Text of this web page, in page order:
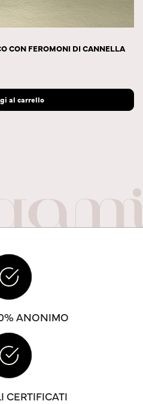
CON FEROMONI DI CANNELLA
al carrello
ANONIMO
CERTIFICATI